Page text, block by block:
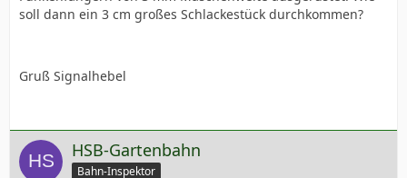
soll dann ein 3 cm großes Schlackestück durchkommen?
Gruß Signalhebel
HSB-Gartenbahn
Bahn-Inspektor